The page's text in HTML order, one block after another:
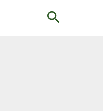
search